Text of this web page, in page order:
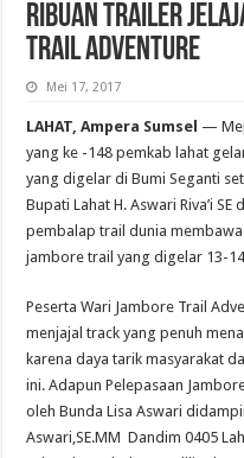
Ribuan Trailer
Trail Adventure
Mei 17, 2017
LAHAT, Ampera Sumsel —
yang ke -148 pemkab lahat
yang digelar di Bumi Seganti
Bupati Lahat H. Aswari Riva’i
pembalap trail dunia
jambore trail yang digelar 13-
Peserta Wari Jambore Trail
menjajal track yang penuh
karena daya tarik masyarakat
ini. Adapun Pelepasaan
oleh Bunda Lisa Aswari
Aswari,SE.MM Dandim 0405